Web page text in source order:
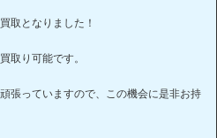
取となりました！
取り可能です。
張っていますので、この機会に是非お持